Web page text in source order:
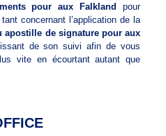
pour aux Falkland
pour
concernant l’application de la
apostille de signature pour aux
de son suivi afin de vous
vite en écourtant autant que